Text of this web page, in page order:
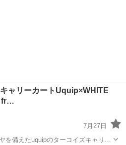
ャリーカートUquip×WHITE
fr…
7月27日
を備えたuquipのターコイズキャリー